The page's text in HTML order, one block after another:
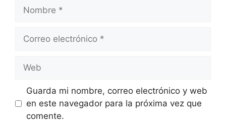
Guarda mi nombre, correo electrónico y web
en este navegador para la próxima vez que
comente.